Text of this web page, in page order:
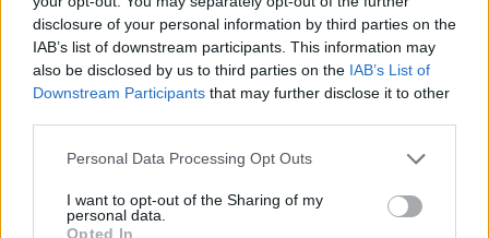
disclosure of your personal information by third parties on the
IAB’s list of downstream participants. This information may
also be disclosed by us to third parties on the IAB’s List of
Downstream Participants that may further disclose it to other
Please note that this website/app uses one or more Google
not limited to your visit or usage behaviour. You may click to
grant or deny consent to Google and its third-party tags to
Personal Data Processing Opt Outs
I want to opt-out of the Sharing of my
personal data.
Opted In
helyénvaló, mert a formák tartalmatlanságát,
ürességét leplezi le. A szerző előírta raccsolás,
kellemkedés, a créme de la créme érintkezésének
bájolgó formalitása egyéni színeket kap. Kardos
Róbert Fior mesterének affektáltsága mögött érződik
valamelyes tartás, a pompőz külsőségek fedte
aggodalom a "jövő" iránt, amely átvezethet a
következő felvonások fejleményeihez. A rivális
piperkőcök - Charme gróf és Firulet báró - festett